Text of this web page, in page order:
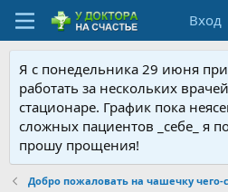
Вход
Я с понедельника 29 июня
работать за нескольких
стационаре. График пока
сложных пациентов _себе_ я
прошу прощения!
Добро пожаловать на чашечку чего-